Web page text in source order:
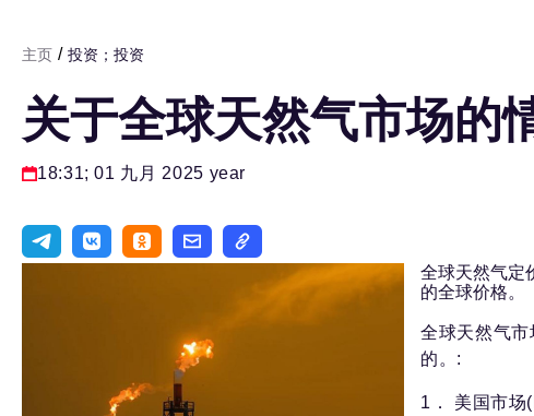
主页 / 投资；投资
关于全球天然气市场的
18:31; 01 九月 2025 year
全球天然气定
的全球价格。
全球天然气
的。:
1． 美国市场